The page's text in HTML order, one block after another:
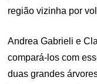
região vizinha por
Andrea Gabrieli e
compará-los com
duas grandes